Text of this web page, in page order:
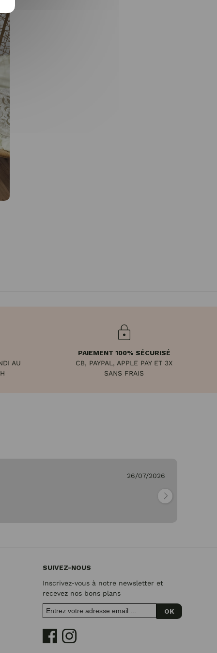
AU
PAIEMENT 100% SÉCURISÉ
CB, PAYPAL, APPLE PAY ET 3X
SANS FRAIS
26/07/2026
SUIVEZ-NOUS
Inscrivez-vous à notre newsletter et
recevez nos bons plans
OK